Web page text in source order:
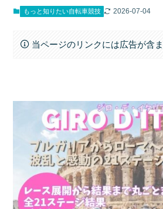
もっと知りたい自転車競技 2026-07-04
当ページのリンクには広告が含ま